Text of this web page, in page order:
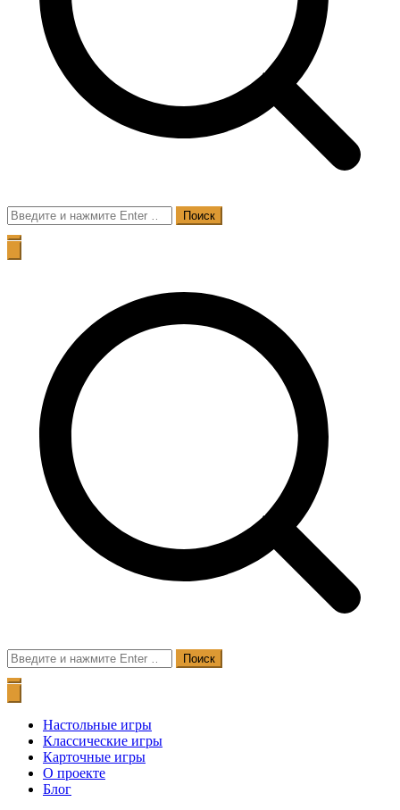
Поиск
для:
Поиск
для:
Настольные игры
Классические игры
Карточные игры
О проекте
Блог